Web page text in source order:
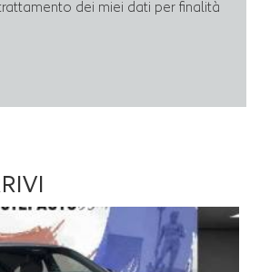
dei miei dati per finalità